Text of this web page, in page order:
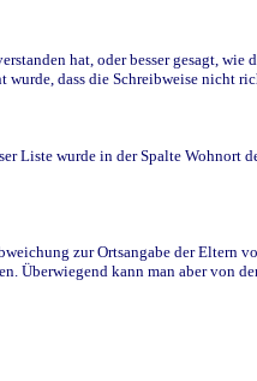
hat, oder besser gesagt, wie
dass die Schreibweise nicht
wurde in der Spalte Wohnort
zur Ortsangabe der Eltern
Überwiegend kann man aber von